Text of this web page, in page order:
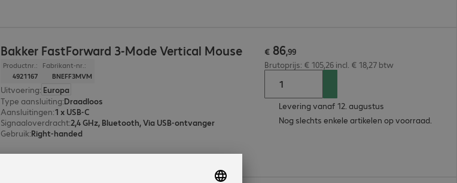
Bakker FastForward 3-Mode Vertical Mouse
Productnr.:
4921167
Fabrikant-nr.:
BNEFF3MVM
Uitvoering: Europa
Type aansluiting:Draadloos
Aansluitingen:1 x USB-C
Signaaloverdracht:2,4 GHz, Bluetooth, Via USB-ontvanger
Gebruik:Right-handed
€ 86,99
Brutoprijs: € 105,26 incl. € 18,27 btw
Levering vanaf 12. augustus
Nog slechts enkele artikelen op voorraad.